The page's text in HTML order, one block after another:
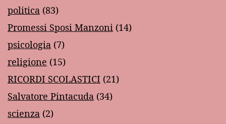
politica (83)
Promessi Sposi Manzoni (14)
psicologia (7)
religione (15)
RICORDI SCOLASTICI (21)
Salvatore Pintacuda (34)
scienza (2)